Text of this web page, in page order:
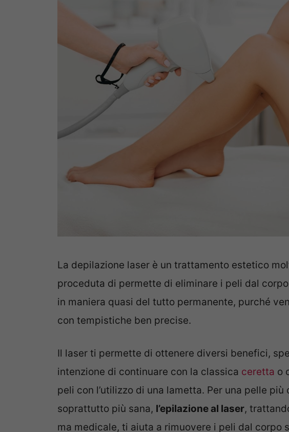
La depilazione laser è un trattamento estetico
proceduta di permette di eliminare i peli dal
in maniera quasi del tutto permanente, purché
con tempistiche ben precise.
Il laser ti permette di ottenere diversi benefici,
intenzione di continuare con la classica ceretta o
peli con l’utilizzo di una lametta. Per una pelle
soprattutto più sana, l’epilazione al laser,
ma medicale, ti aiuta a rimuovere i peli dal corpo